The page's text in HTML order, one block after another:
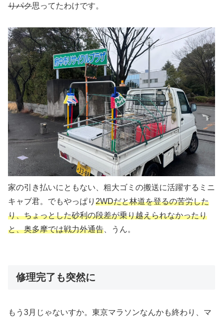
りパク思ってたわけです。
家の引き払いにともない、粗大ゴミの搬送に活躍するミニ
キャブ君。でもやっぱり 2WDだと林道を登るの苦労した
り、ちょっとした砂利の段差が乗り越えられなかったり
と、奥多摩では戦力外通告 、うん。
修理完了も突然に
もう3月じゃないすか。東京マラソンなんかも終わり、マ